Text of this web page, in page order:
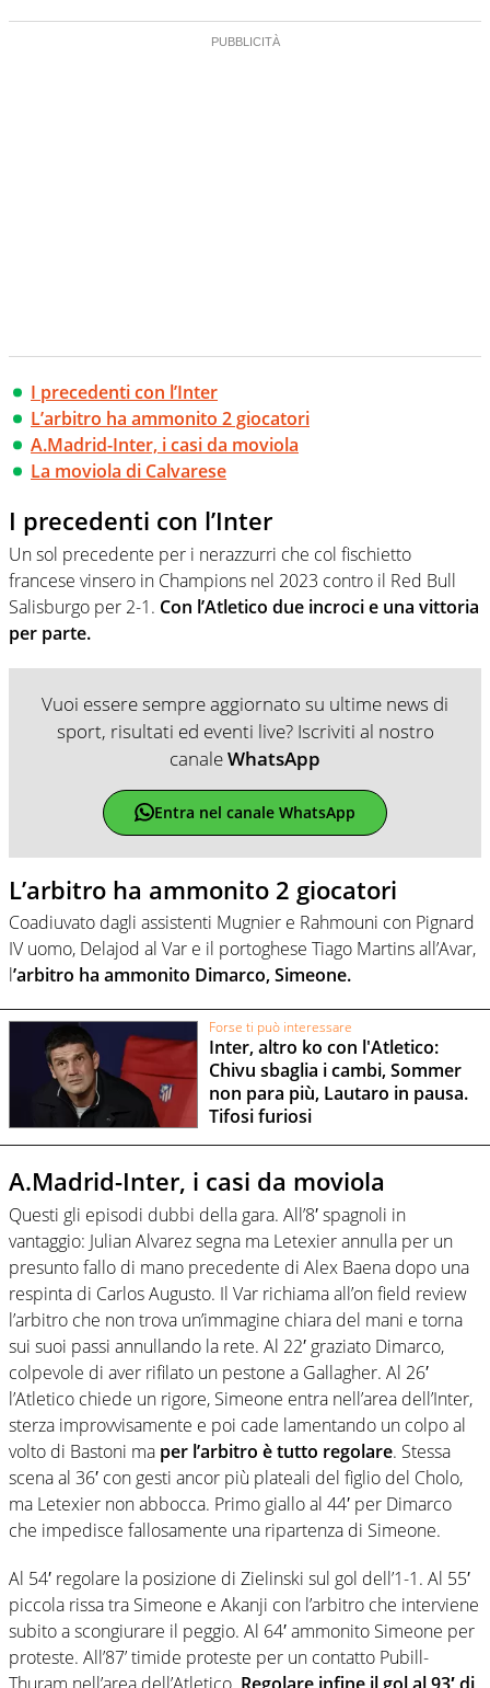
I precedenti con l’Inter
L’arbitro ha ammonito 2 giocatori
A.Madrid-Inter, i casi da moviola
La moviola di Calvarese
I precedenti con l’Inter
Un sol precedente per i nerazzurri che col fischietto
francese vinsero in Champions nel 2023 contro il Red Bull
Salisburgo per 2-1. Con l’Atletico due incroci e una vittoria
per parte.
Vuoi essere sempre aggiornato su ultime news di
sport, risultati ed eventi live? Iscriviti al nostro
canaleWhatsApp
Entra nel canale WhatsApp
L’arbitro ha ammonito 2 giocatori
Coadiuvato dagli assistenti Mugnier e Rahmouni con Pignard
IV uomo, Delajod al Var e il portoghese Tiago Martins all’Avar,
l’arbitro ha ammonito Dimarco, Simeone.
Forse ti può interessare
Inter, altro ko con l'Atletico:
Chivu sbaglia i cambi, Sommer
non para più, Lautaro in pausa.
Tifosi furiosi
A.Madrid-Inter, i casi da moviola
Questi gli episodi dubbi della gara. All’8′ spagnoli in
vantaggio: Julian Alvarez segna ma Letexier annulla per un
presunto fallo di mano precedente di Alex Baena dopo una
respinta di Carlos Augusto. Il Var richiama all’on field review
l’arbitro che non trova un’immagine chiara del mani e torna
sui suoi passi annullando la rete. Al 22′ graziato Dimarco,
colpevole di aver rifilato un pestone a Gallagher. Al 26′
l’Atletico chiede un rigore, Simeone entra nell’area dell’Inter,
sterza improvvisamente e poi cade lamentando un colpo al
volto di Bastoni ma per l’arbitro è tutto regolare. Stessa
scena al 36′ con gesti ancor più plateali del figlio del Cholo,
ma Letexier non abbocca. Primo giallo al 44′ per Dimarco
che impedisce fallosamente una ripartenza di Simeone.
Al 54′ regolare la posizione di Zielinski sul gol dell’1-1. Al 55′
piccola rissa tra Simeone e Akanji con l’arbitro che interviene
subito a scongiurare il peggio. Al 64′ ammonito Simeone per
proteste. All’87’ timide proteste per un contatto Pubill-